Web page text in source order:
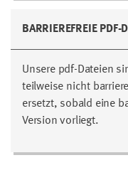
BARRIEREFREIE PDF-
Unsere pdf-Dateien
teilweise nicht
ersetzt, sobald eine
Version vorliegt.